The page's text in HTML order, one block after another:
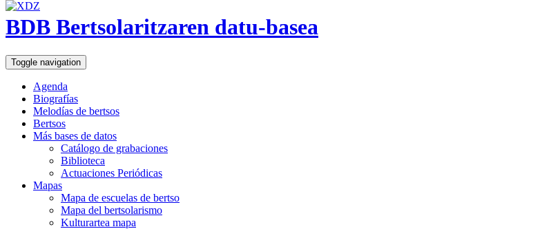
BDB Bertsolaritzaren datu-basea
Toggle navigation
Agenda
Biografías
Melodías de bertsos
Bertsos
Más bases de datos
Catálogo de grabaciones
Biblioteca
Actuaciones Periódicas
Mapas
Mapa de escuelas de bertso
Mapa del bertsolarismo
Kulturartea mapa